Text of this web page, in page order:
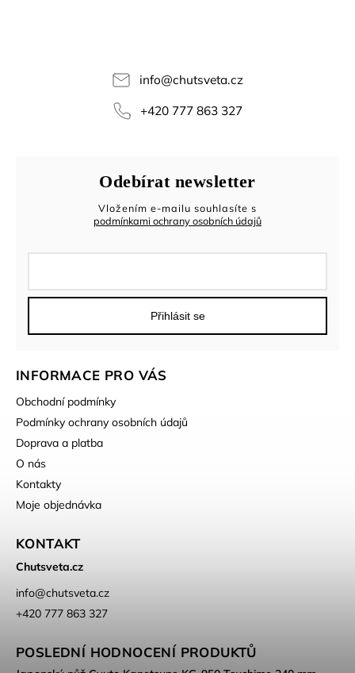
info@chutsveta.cz
+420 777 863 327
INFORMACE PRO VÁS
Obchodní podmínky
Podmínky ochrany osobních údajů
Doprava a platba
O nás
Kontakty
Moje objednávka
KONTAKT
Chutsveta.cz
info@chutsveta.cz
+420 777 863 327
POSLEDNÍ HODNOCENÍ PRODUKTŮ
Odebírat newsletter
Vložením e-mailu souhlasíte s
podmínkami ochrany osobních údajů
Přihlásit se